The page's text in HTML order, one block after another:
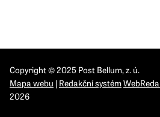
Copyright © 2025 Post Bellum, z. ú.
Mapa webu | Redakční systém
2026